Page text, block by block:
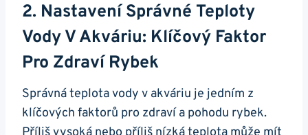
2. ​Nastavení Správné Teploty
Vody V Akváriu: Klíčový Faktor
Pro Zdraví Rybek
Správná teplota ⁢vody‍ v akváriu je jedním z
klíčových faktorů pro zdraví a pohodu ​rybek.⁢